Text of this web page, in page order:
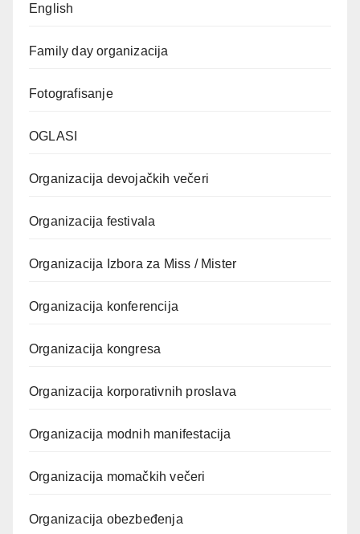
English
Family day organizacija
Fotografisanje
OGLASI
Organizacija devojačkih večeri
Organizacija festivala
Organizacija Izbora za Miss / Mister
Organizacija konferencija
Organizacija kongresa
Organizacija korporativnih proslava
Organizacija modnih manifestacija
Organizacija momačkih večeri
Organizacija obezbeđenja